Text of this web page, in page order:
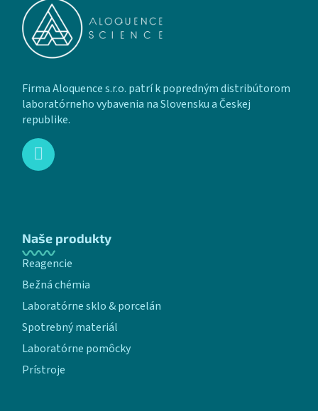
Firma Aloquence s.r.o. patrí k popredným distribútorom
laboratórneho vybavenia na Slovensku a Českej
republike.
Naše produkty
Reagencie
Bežná chémia
Laboratórne sklo & porcelán
Spotrebný materiál
Laboratórne pomôcky
Prístroje